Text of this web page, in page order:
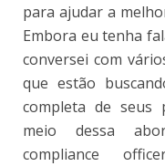
para ajudar a
Embora eu tenha
conversei com
que estão
completa de seus
meio dessa
compliance